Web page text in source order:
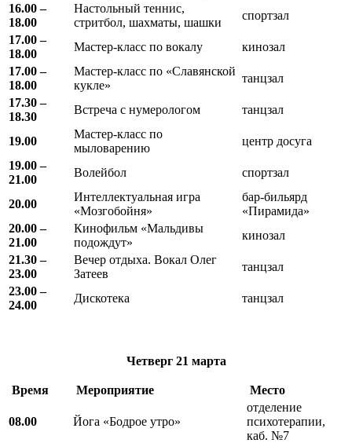
16.00 –
18.00
Настольный теннис,
стритбол, шахматы, шашки
спортзал
17.00 –
18.00
Мастер-класс по вокалу
кинозал
17.00 –
18.00
Мастер-класс по «Славянской
кукле»
танцзал
17.30 –
18.30
Встреча с нумерологом танцзал
19.00
Мастер-класс по
мыловарению
центр досуга
19.00 –
21.00
Волейбол спортзал
20.00
Интеллектуальная игра
«Мозгобойня»
бар-бильярд
«Пирамида»
20.00 –
21.00
Кинофильм «Мальдивы
подождут»
кинозал
21.30 –
23.00
Вечер отдыха. Вокал Олег
Затеев
танцзал
23.00 –
24.00
Дискотека танцзал
Четверг 21 марта
Время Мероприятие Место
08.00 Йога «Бодрое утро»
отделение
психотерапии,
каб. №7